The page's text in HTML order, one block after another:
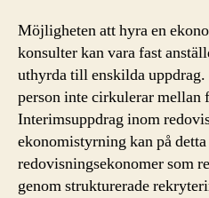
Möjligheten att hyra en
konsulter kan vara fast
uthyrda till enskilda uppdrag.
person inte cirkulerar mellan
Interimsuppdrag inom
ekonomistyrning kan på
redovisningsekonomer som
genom strukturerade